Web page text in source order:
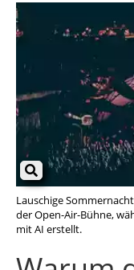
Lauschige
der Open-Air-Bühne,
mit AI erstellt.